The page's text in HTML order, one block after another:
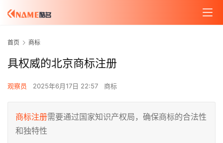
首页 商标
具权威的北京商标注册
观察员 2025年6月17日 22:57 商标
商标注册需要通过国家知识产权局，确保商标的合法性
和独特性